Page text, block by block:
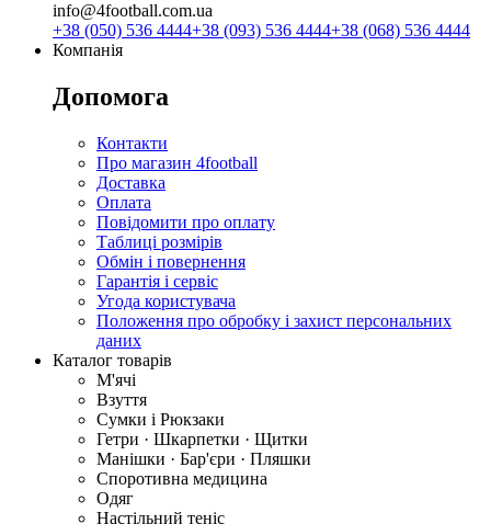
info@4football.com.ua
+38 (050) 536 4444+38 (093) 536 4444+38 (068) 536 4444
Компанія
Допомога
Контакти
Про магазин 4football
Доставка
Оплата
Повідомити про оплату
Таблиці розмірів
Обмін і повернення
Гарантія і сервіс
Угода користувача
Положення про обробку і захист персональних
даних
Каталог товарів
М'ячі
Взуття
Сумки і Рюкзаки
Гетри · Шкарпетки · Щитки
Манішки · Бар'єри · Пляшки
Споротивна медицина
Одяг
Настільний теніс